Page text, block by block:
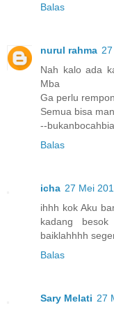
Balas
nurul rahma
Nah kalo ada
Mba
Ga perlu
Semua bisa
--
Balas
icha 27 Mei
ihhh kok Aku
kadang
baiklahhhh
Balas
Sary Melati 27